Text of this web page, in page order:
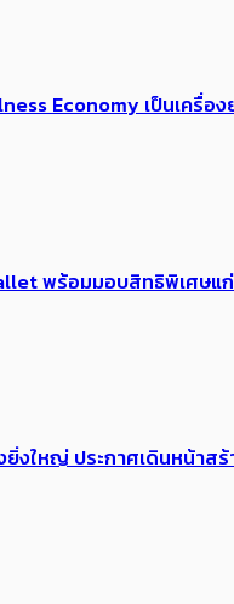
Economy เป็นเครื่อง
พร้อมมอบสิทธิพิเศษแ
งใหญ่ ประกาศเดินหน้าส